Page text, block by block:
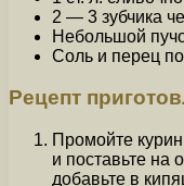
2 — 3 зубчика
Небольшой
Соль и перец по
Рецепт
Промойте
и поставьте на
добавьте в